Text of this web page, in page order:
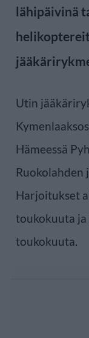
lähipäivinä
Utin
Hämeessä
Ruokolahden
Harjoitukset
toukokuuta
toukokuuta.